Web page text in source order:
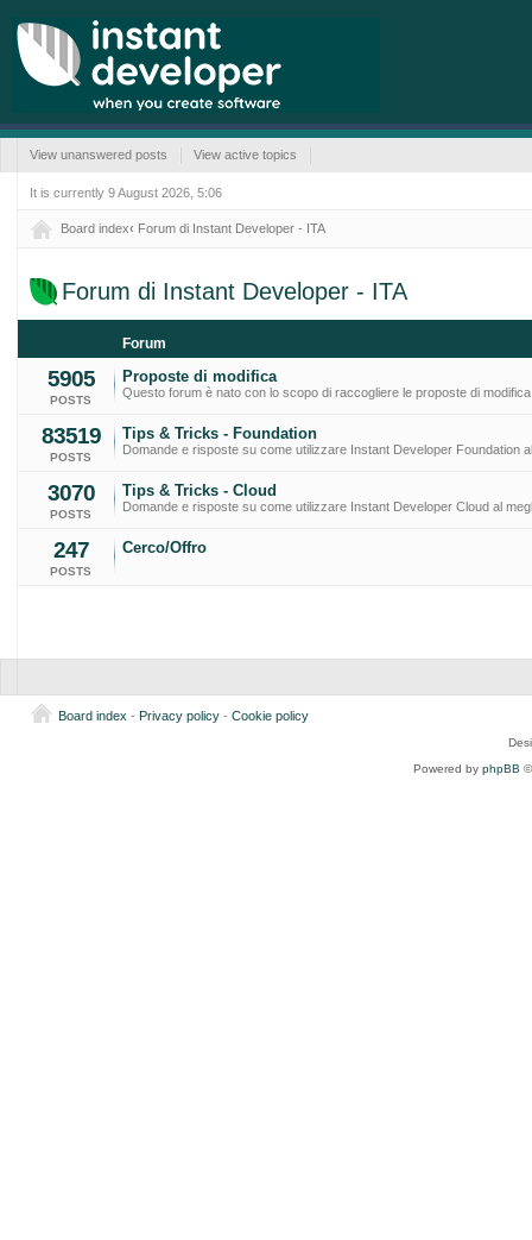
View unanswered posts View active topics
It is currently 9 August 2026, 5:06
Board index‹ Forum di Instant Developer - ITA
Forum di Instant Developer - ITA
Forum
5905
POSTS
Proposte di modifica
Questo forum è nato con lo scopo di raccogliere le proposte di
83519
POSTS
Tips & Tricks - Foundation
Domande e risposte su come utilizzare Instant Developer Foundation
3070
POSTS
Tips & Tricks - Cloud
Domande e risposte su come utilizzare Instant Developer Cloud al
247
POSTS
Cerco/Offro
Board index - Privacy policy- Cookie policy
Powered by phpBB